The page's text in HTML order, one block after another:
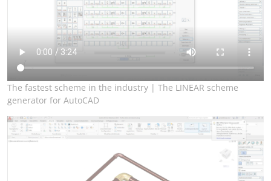
The fastest scheme in the industry | The LINEAR scheme
generator for AutoCAD